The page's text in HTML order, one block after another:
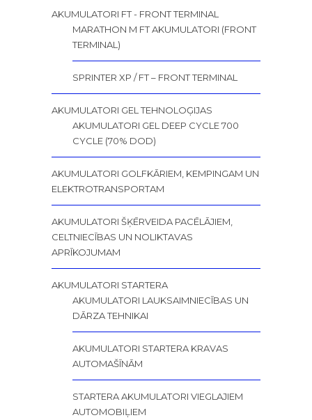
AKUMULATORI FT - FRONT TERMINAL
MARATHON M FT AKUMULATORI (FRONT
TERMINAL)
SPRINTER XP / FT – FRONT TERMINAL
AKUMULATORI GEL TEHNOLOĢIJAS
AKUMULATORI GEL DEEP CYCLE 700
CYCLE (70% DOD)
AKUMULATORI GOLFKĀRIEM, KEMPINGAM UN
ELEKTROTRANSPORTAM
AKUMULATORI ŠĶĒRVEIDA PACĒLĀJIEM,
CELTNIECĪBAS UN NOLIKTAVAS
APRĪKOJUMAM
AKUMULATORI STARTERA
AKUMULATORI LAUKSAIMNIECĪBAS UN
DĀRZA TEHNIKAI
AKUMULATORI STARTERA KRAVAS
AUTOMAŠĪNĀM
STARTERA AKUMULATORI VIEGLAJIEM
AUTOMOBIĻIEM